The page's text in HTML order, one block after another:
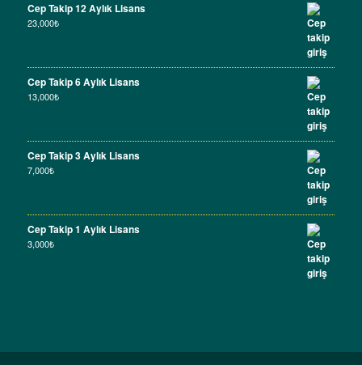
Cep Takip 12 Aylık Lisans
23,000₺
Cep Takip 6 Aylık Lisans
13,000₺
Cep Takip 3 Aylık Lisans
7,000₺
Cep Takip 1 Aylık Lisans
3,000₺